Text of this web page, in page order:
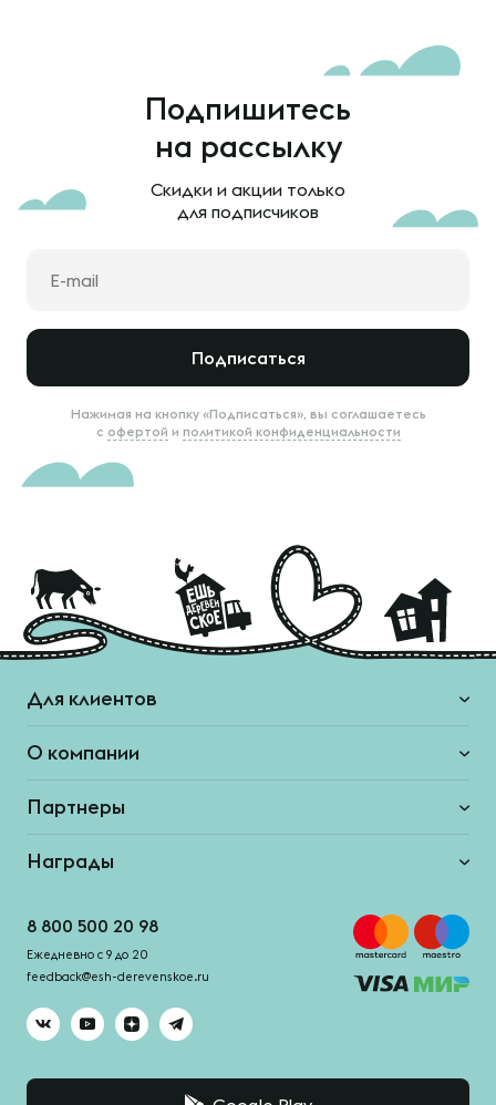
Подпишитесь
на рассылку
Скидки и акции только
для подписчиков
Подписаться
Нажимая на кнопку «Подписаться», вы соглашаетесь
с офертой и политикой конфиденциальности
Для клиентов
О компании
Партнеры
Награды
8 800 500 20 98
Ежедневно с 9 до 20
feedback@esh-derevenskoe.ru